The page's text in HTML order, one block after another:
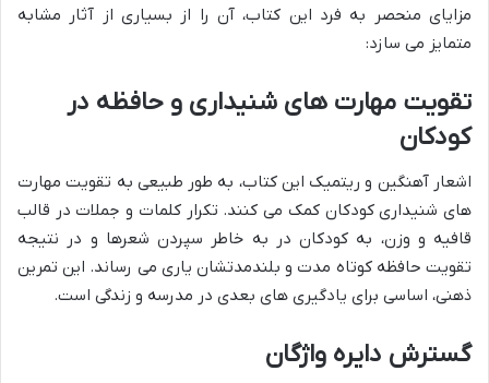
مزایای منحصر به فرد این کتاب، آن را از بسیاری از آثار مشابه
متمایز می سازد:
تقویت مهارت های شنیداری و حافظه در
کودکان
اشعار آهنگین و ریتمیک این کتاب، به طور طبیعی به تقویت مهارت
های شنیداری کودکان کمک می کنند. تکرار کلمات و جملات در قالب
قافیه و وزن، به کودکان در به خاطر سپردن شعرها و در نتیجه
تقویت حافظه کوتاه مدت و بلندمدتشان یاری می رساند. این تمرین
ذهنی، اساسی برای یادگیری های بعدی در مدرسه و زندگی است.
گسترش دایره واژگان